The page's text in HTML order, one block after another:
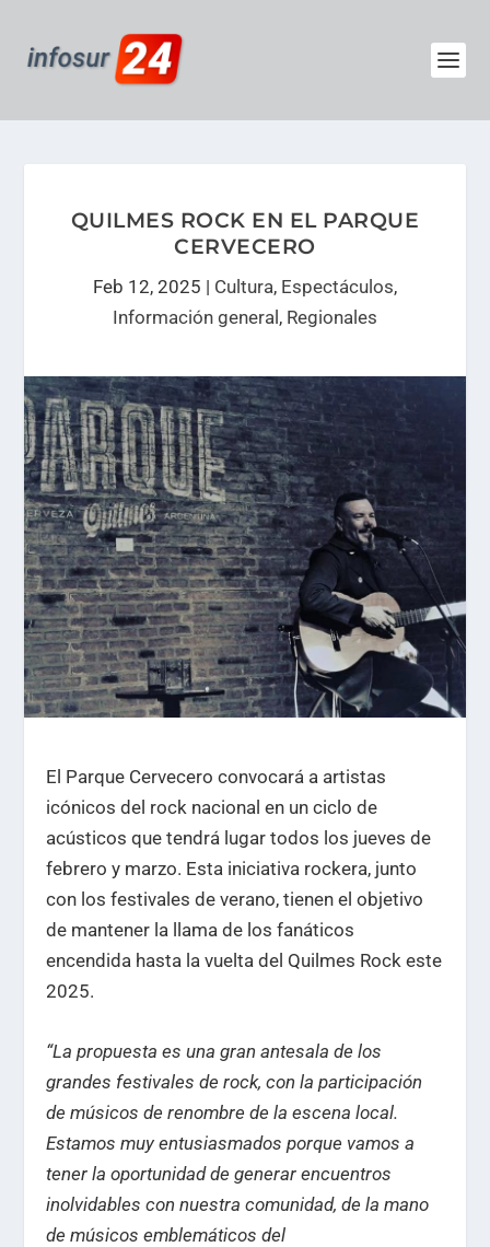
QUILMES ROCK EN EL PARQUE
CERVECERO
Feb 12, 2025 | Cultura, Espectáculos,
Información general , Regionales
El Parque Cervecero convocará a artistas
icónicos del rock nacional en un ciclo de
acústicos que tendrá lugar todos los jueves de
febrero y marzo. Esta iniciativa rockera, junto
con los festivales de verano, tienen el objetivo
de mantener la llama de los fanáticos
encendida hasta la vuelta del Quilmes Rock este
2025.
“La propuesta es una gran antesala de los
grandes festivales de rock, con la participación
de músicos de renombre de la escena local.
Estamos muy entusiasmados porque vamos a
tener la oportunidad de generar encuentros
inolvidables con nuestra comunidad, de la mano
de músicos emblemáticos del